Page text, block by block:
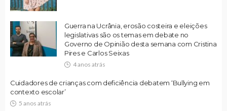
Guerra na Ucrânia, erosão costeira e eleições
legislativas são os temas em debate no
Governo de Opinião desta semana com Cristina
Pires e Carlos Seixas
4 anos atrás
Cuidadores de crianças com deficiência debatem ‘Bullying em
contexto escolar’
5 anos atrás